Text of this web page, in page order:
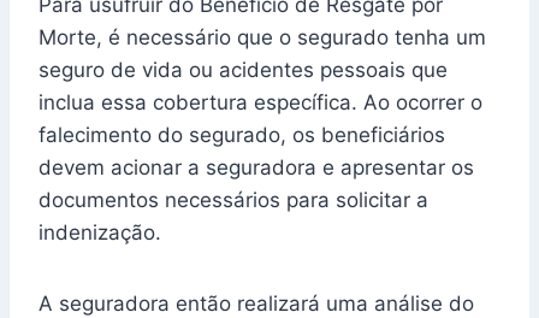
Morte, é necessário que o segurado tenha um
seguro de vida ou acidentes pessoais que
inclua essa cobertura específica. Ao ocorrer o
falecimento do segurado, os beneficiários
devem acionar a seguradora e apresentar os
documentos necessários para solicitar a
indenização.
A seguradora então realizará uma análise do